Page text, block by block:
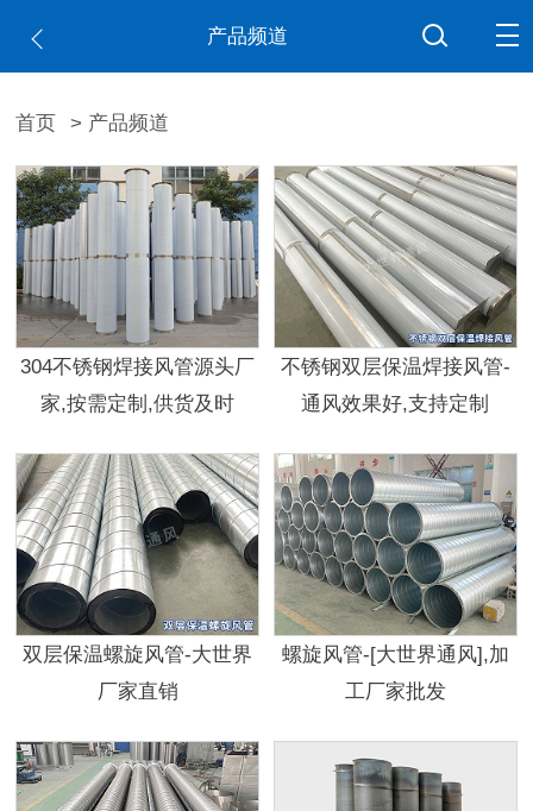
产品频道
首页 > 产品频道
304不锈钢焊接风管源头厂
家,按需定制,供货及时
不锈钢双层保温焊接风管-
通风效果好,支持定制
双层保温螺旋风管-大世界
厂家直销
螺旋风管-[大世界通风],加
工厂家批发